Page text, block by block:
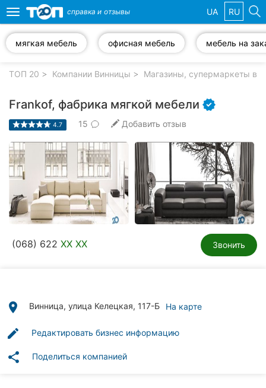
компании
рубрики:
Стоматологии
Ветеринарные
клиники
клиники
рубрики
Toggle
navigation
справка и отзывы UA RU
мягкая мебель офисная мебель мебель на
ТОП 20 Компании Винницы Магазины, супермаркеты в
Frankof, фабрика мягкой мебели
4.7 15 Добавить отзыв
(068) 622 XX XX Звонить
place Винница, улица Келецкая, 117-Б На карте
edit Редактировать бизнес информацию
share Поделиться компанией